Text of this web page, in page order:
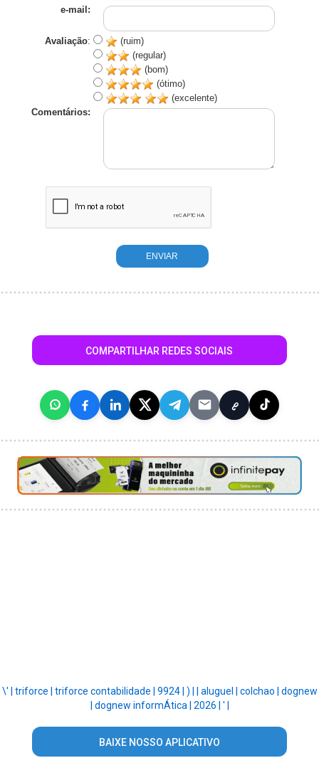
e-mail:
Avaliação:
(ruim)
(regular)
(bom)
(ótimo)
(excelente)
Comentários:
COMPARTILHAR REDES SOCIAIS
\' | triforce | triforce contabilidade | 9924 | ) | aluguel | colchao | dognew
dognew informÁtica | 2026 | ' |
BAIXE NOSSO APLICATIVO